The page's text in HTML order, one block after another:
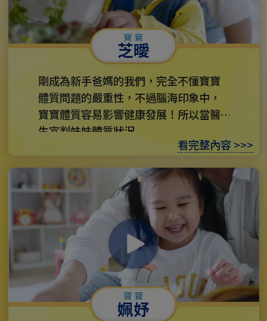
芝曖
剛成為新手爸媽的我們，完全不懂寶寶
體質問題的嚴重性，不過腦海印象中，
寶寶體質容易影響健康發展！所以當醫
生宣判妹妹體質狀況...
看完整內容 >>>
姵妤